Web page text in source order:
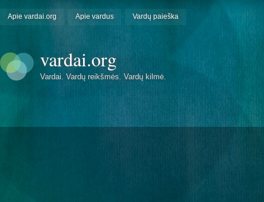
Apie vardai.org Apie vardus Vardų paieška
vardai.org
Vardai. Vardų reikšmės. Vardų kilmė.